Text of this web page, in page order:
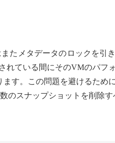
たメタデータのロックを引
れている間にそのVMのパフ
す。この問題を避けるため
のスナップショットを削除す